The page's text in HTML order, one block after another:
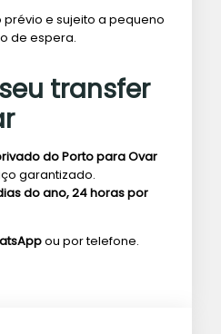
e sujeito a pequeno
de espera.
transfer
do Porto para Ovar
garantizado.
do ano, 24 horas por
ou por telefone.